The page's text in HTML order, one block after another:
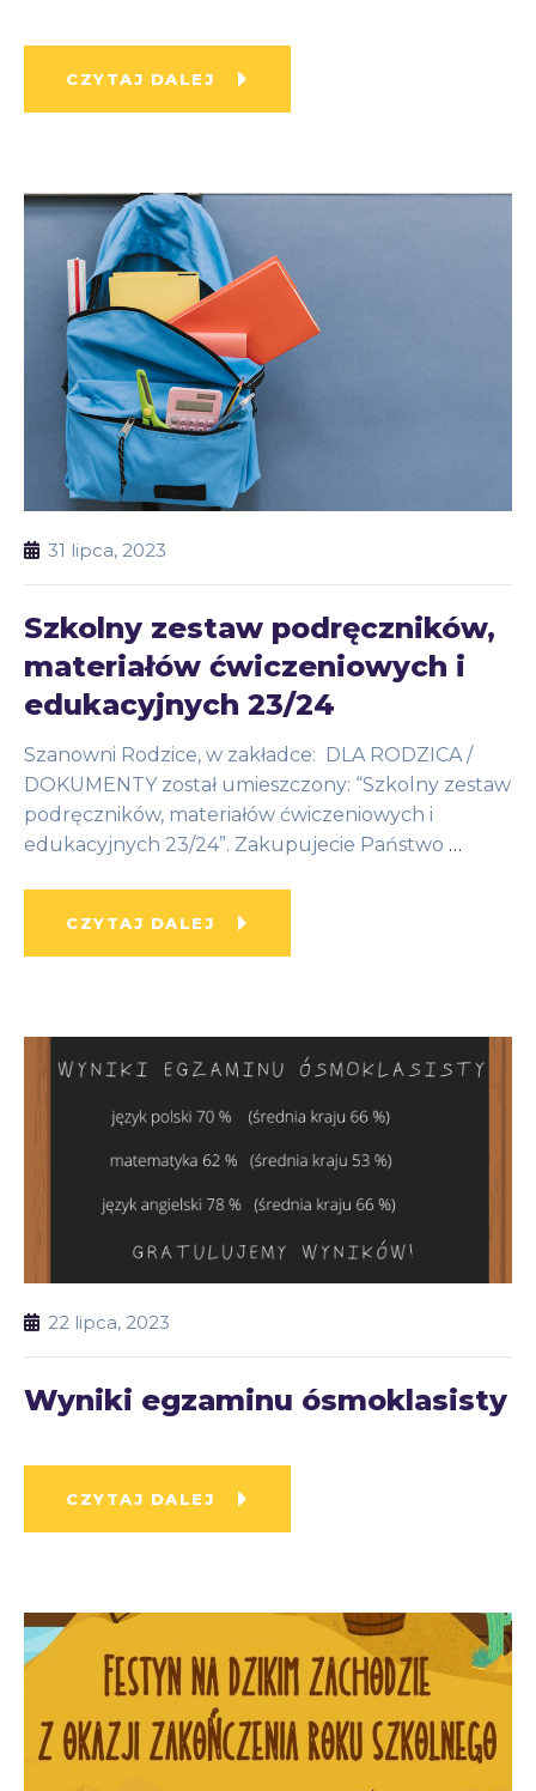
CZYTAJ DALEJ
31 lipca, 2023
Szkolny zestaw podręczników,
materiałów ćwiczeniowych i
edukacyjnych 23/24
Szanowni Rodzice, w zakładce: DLA RODZICA /
DOKUMENTY został umieszczony: “Szkolny zestaw
podręczników, materiałów ćwiczeniowych i
edukacyjnych 23/24”. Zakupujecie Państwo …
CZYTAJ DALEJ
22 lipca, 2023
Wyniki egzaminu ósmoklasisty
CZYTAJ DALEJ